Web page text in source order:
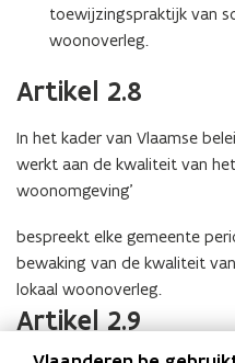
toewijzingspraktijk van
woonoverleg.
Artikel 2.8
In het kader van Vlaamse
werkt aan de kwaliteit van
woonomgeving’
bespreekt elke gemeente
bewaking van de kwaliteit
lokaal woonoverleg.
Artikel 2.9